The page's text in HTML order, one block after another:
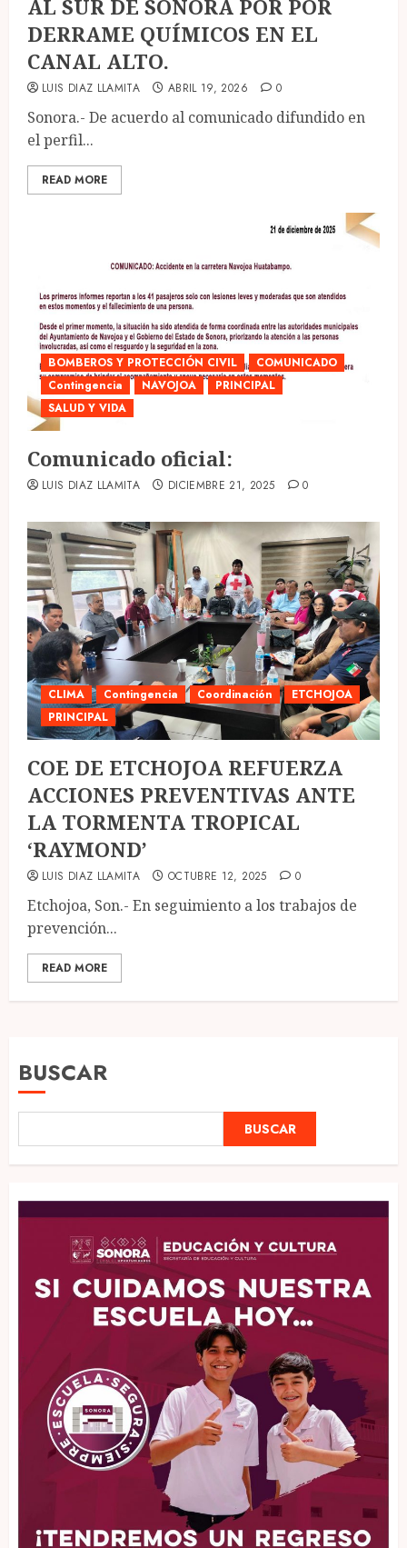
AL SUR DE SONORA POR POR
DERRAME QUÍMICOS EN EL
CANAL ALTO.
LUIS DIAZ LLAMITA ABRIL 19, 2026 0
Sonora.- De acuerdo al comunicado difundido en
el perfil...
READ MORE
BOMBEROS Y PROTECCIÓN CIVIL
COMUNICADO
Contingencia
NAVOJOA
PRINCIPAL
SALUD Y VIDA
Comunicado oficial:
LUIS DIAZ LLAMITA DICIEMBRE 21, 2025 0
CLIMA Contingencia Coordinación
ETCHOJOA
PRINCIPAL
COE DE ETCHOJOA REFUERZA
ACCIONES PREVENTIVAS ANTE
LA TORMENTA TROPICAL
‘RAYMOND’
LUIS DIAZ LLAMITA OCTUBRE 12, 2025 0
Etchojoa, Son.- En seguimiento a los trabajos de
prevención...
READ MORE
BUSCAR
BUSCAR